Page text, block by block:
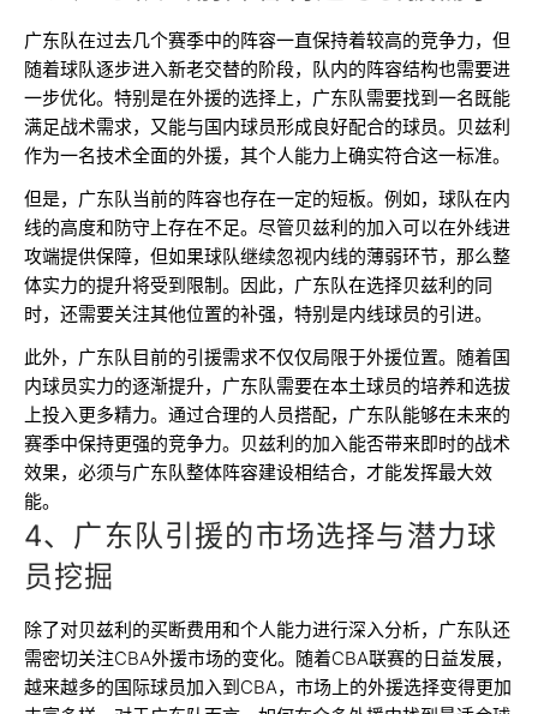
广东队在过去几个赛季中的阵容一直保持着较高的竞争力，但
随着球队逐步进入新老交替的阶段，队内的阵容结构也需要进
一步优化。特别是在外援的选择上，广东队需要找到一名既能
满足战术需求，又能与国内球员形成良好配合的球员。贝兹利
作为一名技术全面的外援，其个人能力上确实符合这一标准。
但是，广东队当前的阵容也存在一定的短板。例如，球队在内
线的高度和防守上存在不足。尽管贝兹利的加入可以在外线进
攻端提供保障，但如果球队继续忽视内线的薄弱环节，那么整
体实力的提升将受到限制。因此，广东队在选择贝兹利的同
时，还需要关注其他位置的补强，特别是内线球员的引进。
此外，广东队目前的引援需求不仅仅局限于外援位置。随着国
内球员实力的逐渐提升，广东队需要在本土球员的培养和选拔
上投入更多精力。通过合理的人员搭配，广东队能够在未来的
赛季中保持更强的竞争力。贝兹利的加入能否带来即时的战术
效果，必须与广东队整体阵容建设相结合，才能发挥最大效
能。
4、广东队引援的市场选择与潜力球
员挖掘
除了对贝兹利的买断费用和个人能力进行深入分析，广东队还
需密切关注CBA外援市场的变化。随着CBA联赛的日益发展，
越来越多的国际球员加入到CBA，市场上的外援选择变得更加